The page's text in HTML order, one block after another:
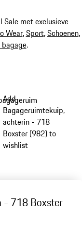
Sale met exclusieve
Wear,Sport,Schoenen,
bagage.
Add
Bagageruimtekuip,
achterin - 718
Boxster (982) to
wishlist
- 718 Boxster